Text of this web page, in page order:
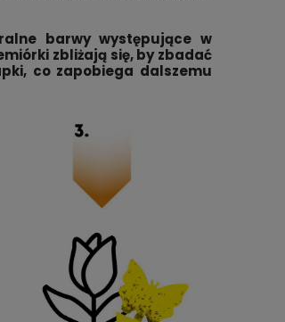
barwy występujące w
zbliżają się, by zbadać
co zapobiega dalszemu